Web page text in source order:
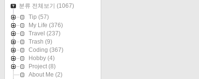
분류 전체보기 (1067)
Tip (57)
My Life (376)
Travel (237)
Trash (9)
Coding (367)
Hobby (4)
Project (8)
About Me (2)